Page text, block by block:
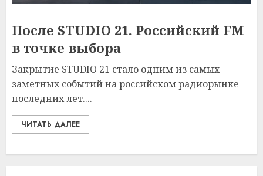
После STUDIO 21. Российский FM
в точке выбора
Закрытие STUDIO 21 стало одним из самых
заметных событий на российском радиорынке
последних лет....
ЧИТАТЬ ДАЛЕЕ